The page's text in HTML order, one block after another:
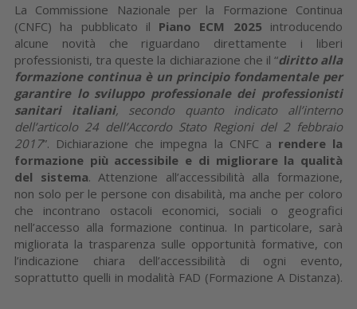
La Commissione Nazionale per la Formazione Continua
(CNFC) ha pubblicato il Piano ECM 2025 introducendo
alcune novità che riguardano direttamente i liberi
professionisti, tra queste la dichiarazione che il “diritto alla
formazione continua è un principio fondamentale per
garantire lo sviluppo professionale dei professionisti
sanitari italiani, secondo quanto indicato all’interno
dell’articolo 24 dell’Accordo Stato Regioni del 2 febbraio
2017”. Dichiarazione che impegna la CNFC a rendere la
formazione più accessibile e di migliorare la qualità
del sistema. Attenzione all’accessibilità alla formazione,
non solo per le persone con disabilità, ma anche per coloro
che incontrano ostacoli economici, sociali o geografici
nell’accesso alla formazione continua. In particolare, sarà
migliorata la trasparenza sulle opportunità formative, con
l’indicazione chiara dell’accessibilità di ogni evento,
soprattutto quelli in modalità FAD (Formazione A Distanza).